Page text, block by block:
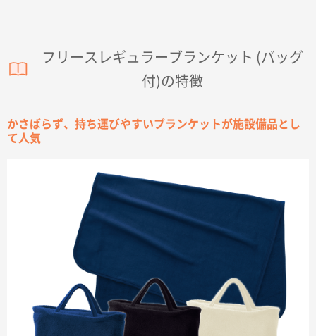
フリースレギュラーブランケット (バッグ
付)の特徴
かさばらず、持ち運びやすいブランケットが施設備品とし
て人気